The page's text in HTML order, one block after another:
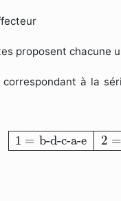
proposent chacune
correspondant à la
1 = b-d-c-a-e 2 =
1=b-d-c-a-e2=